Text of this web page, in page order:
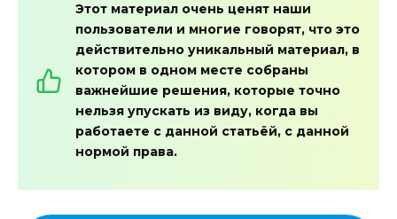
Этот материал очень ценят наши
пользователи и многие говорят, что это
действительно уникальный материал, в
котором в одном месте собраны
важнейшие решения, которые точно
нельзя упускать из виду, когда вы
работаете с данной статьёй, с данной
нормой права.